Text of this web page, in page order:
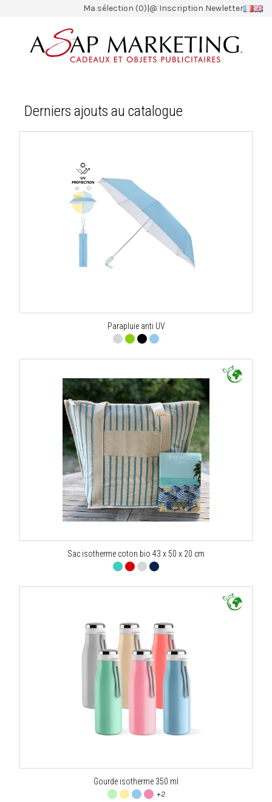
Ma sélection (0)|@ Inscription Newletter
Derniers ajouts au catalogue
Parapluie anti UV
Sac isotherme coton bio 43 x 50 x 20 cm
Gourde isotherme 350 ml
+2